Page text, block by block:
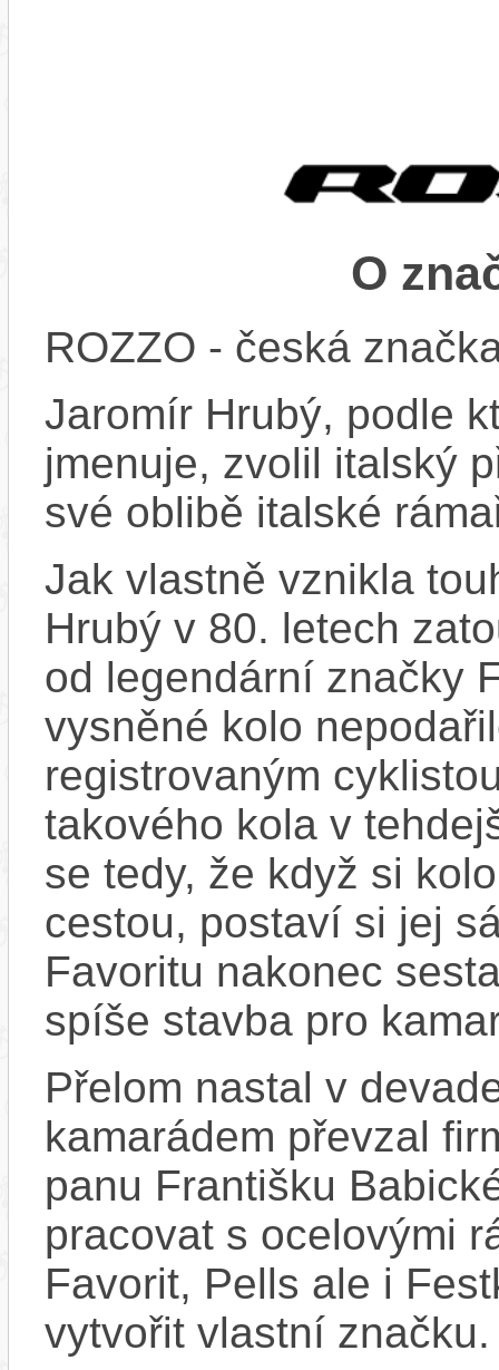
O
ROZZO - česká
Jaromír Hrubý, podle
jmenuje, zvolil italský
své oblibě italské
Jak vlastně vznikla
Hrubý v 80. letech
od legendární značky
vysněné kolo
registrovaným
takového kola v
se tedy, že když si
cestou, postaví si jej
Favoritu nakonec
spíše stavba pro
Přelom nastal v
kamarádem převzal
panu Františku
pracovat s ocelovými
Favorit, Pells ale i
vytvořit vlastní značku.